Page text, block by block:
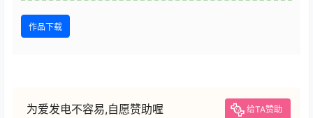
作品下载
为爱发电不容易,自愿赞助喔 给TA赞助